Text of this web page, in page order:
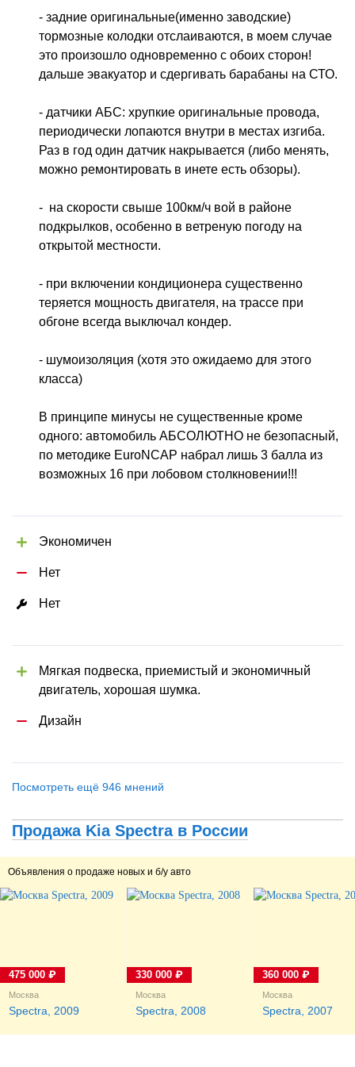
- задние оригинальные(именно заводские)
тормозные колодки отслаиваются, в моем случае
это произошло одновременно с обоих сторон!
дальше эвакуатор и сдергивать барабаны на СТО.
- датчики АБС: хрупкие оригинальные провода,
периодически лопаются внутри в местах изгиба.
Раз в год один датчик накрывается (либо менять,
можно ремонтировать в инете есть обзоры).
-  на скорости свыше 100км/ч вой в районе
подкрылков, особенно в ветреную погоду на
открытой местности.
- при включении кондиционера существенно
теряется мощность двигателя, на трассе при
обгоне всегда выключал кондер.
- шумоизоляция (хотя это ожидаемо для этого
класса)
В принципе минусы не существенные кроме
одного: автомобиль АБСОЛЮТНО не безопасный,
по методике EuroNCAP набрал лишь 3 балла из
возможных 16 при лобовом столкновении!!!
Экономичен
Нет
Нет
Мягкая подвеска, приемистый и экономичный
двигатель, хорошая шумка.
Дизайн
Посмотреть ещё 946 мнений
Продажа Kia Spectra в России
Объявления о продаже новых и б/у авто
Москва
Spectra, 2009
475 000 ₽
Москва
Spectra, 2008
330 000 ₽
Москва
Spectra, 2007
360 000 ₽